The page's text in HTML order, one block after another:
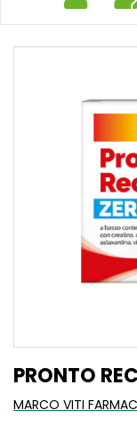
PRONTO
MARCO VITI